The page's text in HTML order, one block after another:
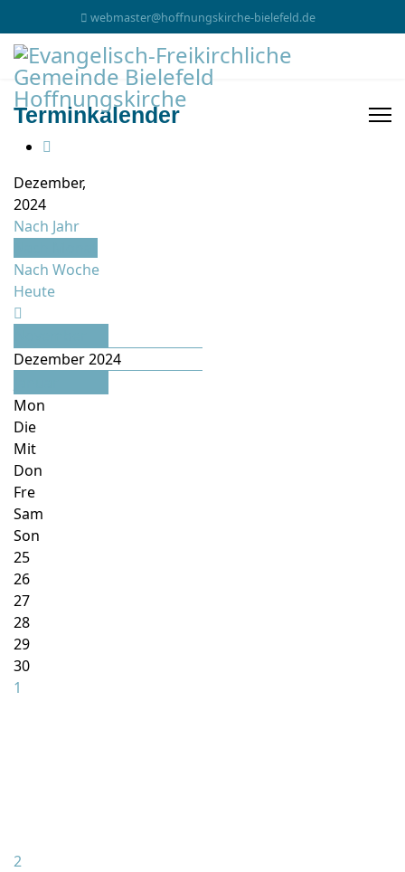
webmaster@hoffnungskirche-bielefeld.de
Terminkalender
Dezember,
2024
Nach Jahr
Nach Woche
Heute
Dezember 2024
Mon
Die
Mit
Don
Fre
Sam
Son
25
26
27
28
29
30
1
2